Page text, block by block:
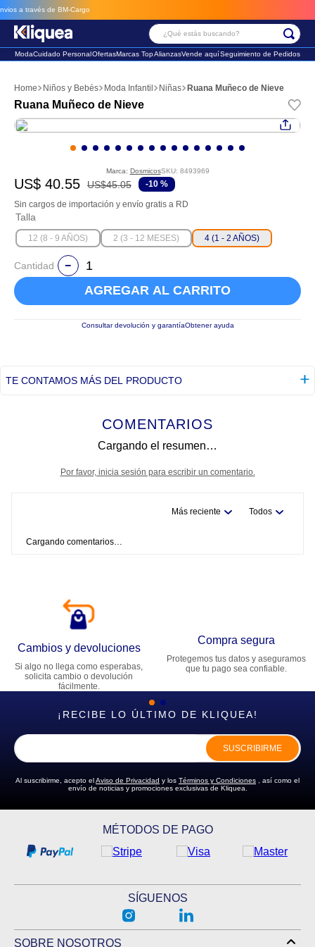
a través de BM-Cargo
¿Qué estás buscando?
ModaCuidado PersonalOfertasMarcas TopAlianzasVende aquíSeguimiento de Pedidos
Niños y Bebés Moda Infantil Niñas Ruana Muñeco de Nieve
Ruana Muñeco de Nieve
Marca: DosmicosSKU: 8493969
US$ 40.55 US$45.05 -10 %
Sin cargos de importación y envío gratis a RD
Talla
12 (8 - 9 AÑOS) 2 (3 - 12 MESES) 4 (1 - 2 AÑOS)
Cantidad
AGREGAR AL CARRITO
Consultar devolución y garantíaObtener ayuda
TE CONTAMOS MÁS DEL PRODUCTO
COMENTARIOS
Cargando el resumen…
Por favor, inicia sesión para escribir un comentario.
Más reciente Todos
Cargando comentarios…
Cambios y devoluciones
Si algo no llega como esperabas,
solicita cambio o devolución
fácilmente.
Compra segura
Protegemos tus datos y aseguramos
que tu pago sea confiable.
¡RECIBE LO ÚLTIMO DE KLIQUEA!
SUSCRIBIRME
Al suscribirme, acepto elAviso de Privacidad y los Términos y Condiciones , así como el
envío de noticias y promociones exclusivas de Kliquea.
MÉTODOS DE PAGO
SÍGUENOS
SOBRE NOSOTROS
2. sandalia